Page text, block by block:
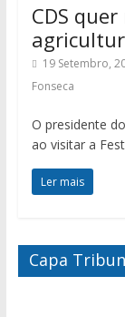
CDS
19 Setembro,
Fonseca
O presidente
ao visitar a
Ler mais
Capa